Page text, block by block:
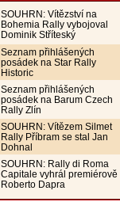
SOUHRN: Vítězství na
Bohemia Rally vybojoval
Dominik Stříteský
Seznam přihlášených
posádek na Star Rally
Historic
Seznam přihlášených
posádek na Barum Czech
Rally Zlín
SOUHRN: Vítězem Silmet
Rally Příbram se stal Jan
Dohnal
SOUHRN: Rally di Roma
Capitale vyhrál premiérově
Roberto Dapra